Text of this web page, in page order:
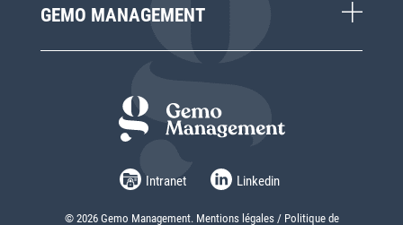
GEMO MANAGEMENT
Intranet Linkedin
© 2026 Gemo Management. Mentions légales/ Politique de